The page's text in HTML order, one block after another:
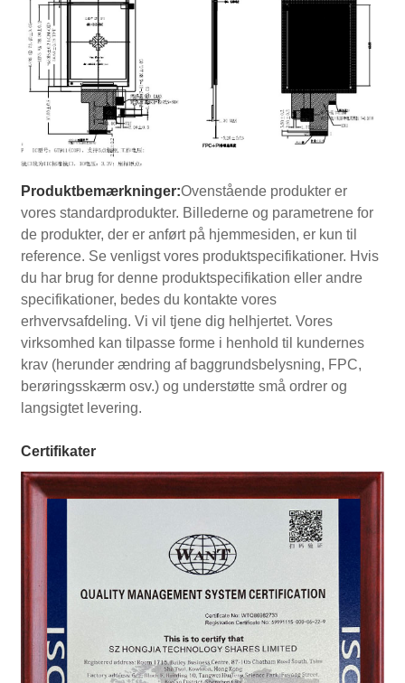
Produktbemærkninger:Ovenstående produkter er
vores standardprodukter. Billederne og parametrene for
de produkter, der er anført på hjemmesiden, er kun til
reference. Se venligst vores produktspecifikationer. Hvis
du har brug for denne produktspecifikation eller andre
specifikationer, bedes du kontakte vores
erhvervsafdeling. Vi vil tjene dig helhjertet. Vores
virksomhed kan tilpasse forme i henhold til kundernes
krav (herunder ændring af baggrundsbelysning, FPC,
berøringsskærm osv.) og understøtte små ordrer og
langsigtet levering.
Certifikater